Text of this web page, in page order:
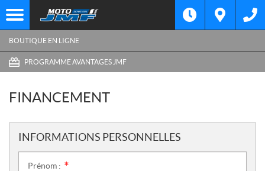
BOUTIQUE EN LIGNE
PROGRAMME AVANTAGES JMF
FINANCEMENT
INFORMATIONS PERSONNELLES
Prénom :